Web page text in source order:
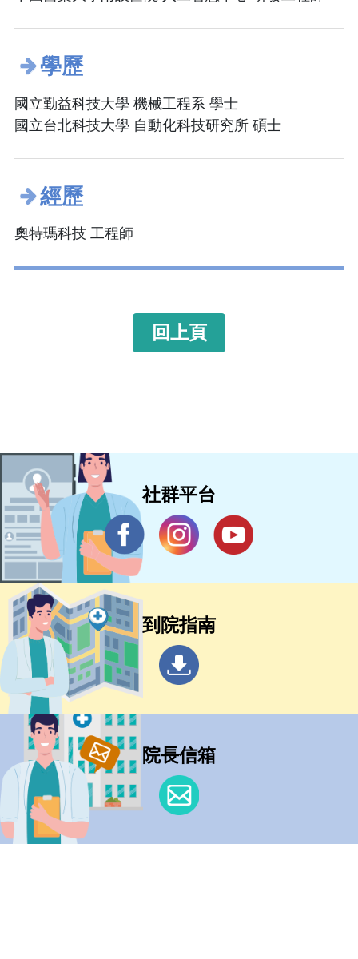
學歷
國立勤益科技大學 機械工程系 學士
國立台北科技大學 自動化科技研究所 碩士
經歷
奧特瑪科技 工程師
回上頁
社群平台
到院指南
院長信箱